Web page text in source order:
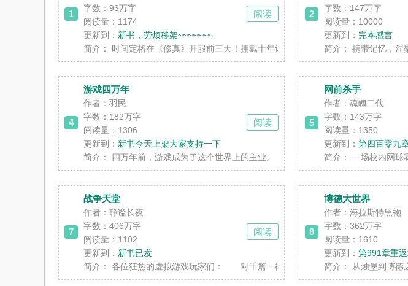
1
字数： 93万字
阅读量：1174
更新到： 新书，劳烦移架~~~~~~~
简介：
时间定格在《修真》开服前三天！拥戴十年记忆，逆天重生！同时游戏中拥
阅读 2
字数： 147万字
阅读量：10000
更新到： 完本感言
简介：
携带记忆，
4
游戏四万年
作者：羽民
字数： 182万字
阅读量：1306
更新到： 新书今天上架大家支持一下
简介：
四万年前，游戏成为了这个世界上的主业。 四万年后，游戏又会发展成什么
阅读 5
网前杀手
作者：魂魄二代
字数： 143万字
阅读量：1350
更新到：第四百零九
简介：
一场校内网球
7
战争天堂
作者：静谧长夜
字数： 406万字
阅读量：1102
更新到： 新书已发
简介：
各位狂热的虚拟游戏玩家们： 对千篇一律的线性剧情感到厌倦了吗？想要
阅读 8
博德大世界
作者：海拉斯特黑袍
字数：362万字
阅读量：1610
更新到：第991章重
简介：
从烛堡到博德